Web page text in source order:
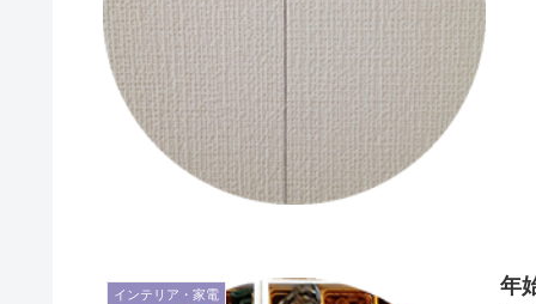
インテリア・家電 年